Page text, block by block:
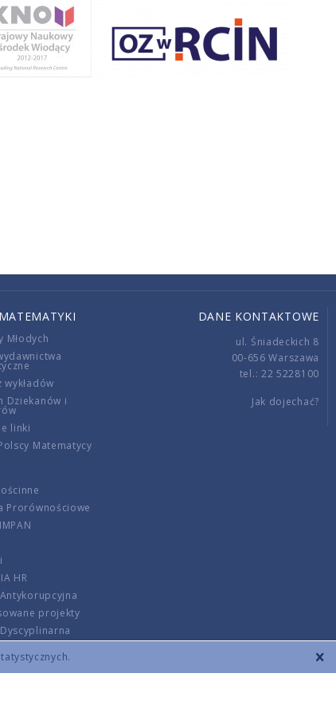
Młodych
Dziekanów i
linki
Matematycy
Prorównościowe
HR
projekty
opłat
DANE KONTAKTOWE
ul. Śniadeckich 8
00-656 Warszawa
tel.: 22 5228100
Jak dojechać?